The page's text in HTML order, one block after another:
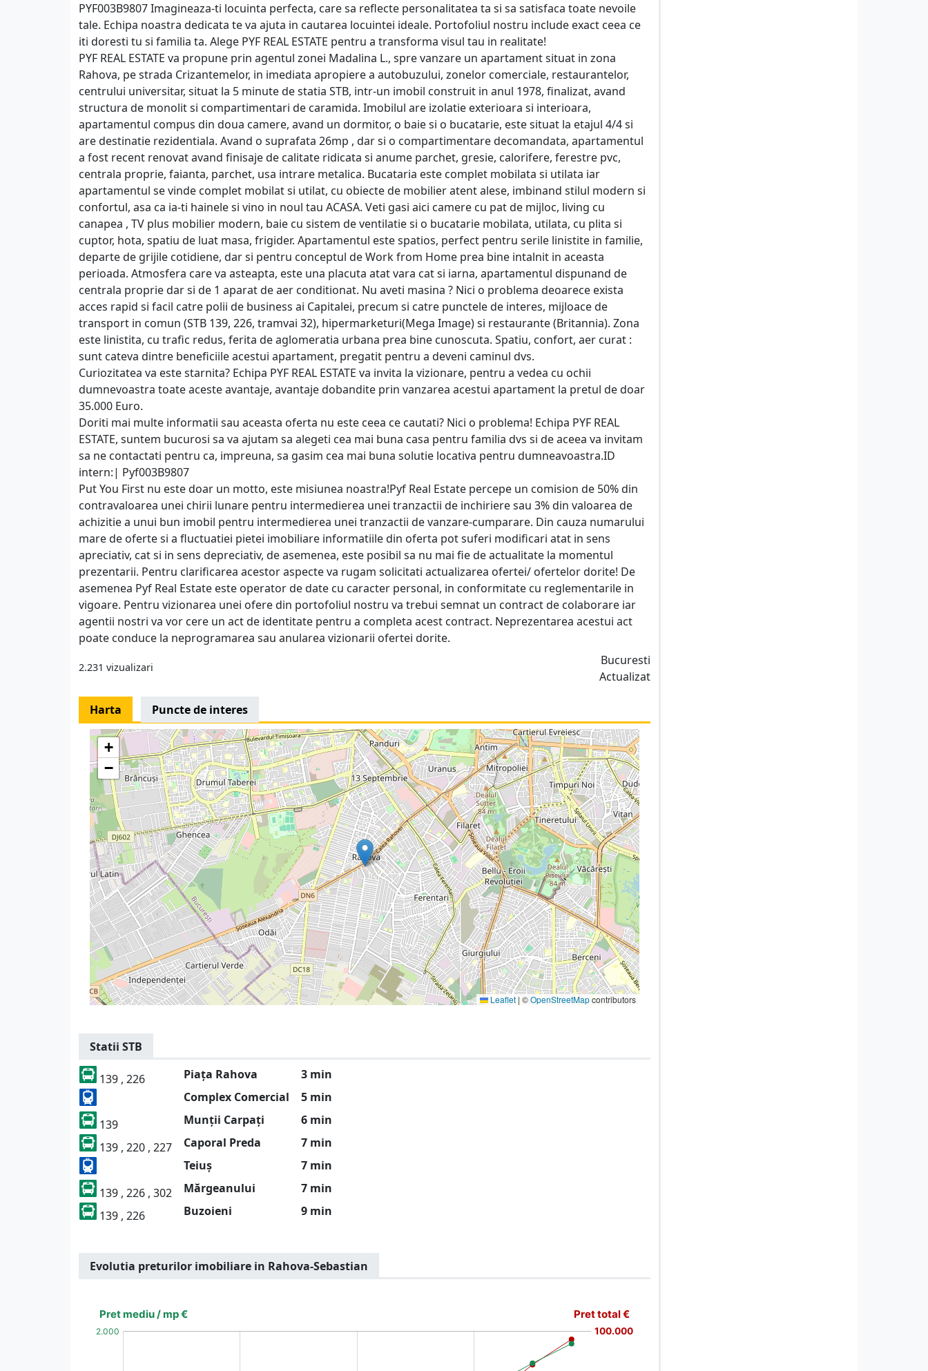
PYF003B9807 Imagineaza-ti locuinta perfecta, care sa reflecte personalitatea ta si sa satisfaca toate nevoile
tale. Echipa noastra dedicata te va ajuta in cautarea locuintei ideale. Portofoliul nostru include exact ceea ce
iti doresti tu si familia ta. Alege PYF REAL ESTATE pentru a transforma visul tau in realitate!
PYF REAL ESTATE va propune prin agentul zonei Madalina L., spre vanzare un apartament situat in zona
Rahova, pe strada Crizantemelor, in imediata apropiere a autobuzului, zonelor comerciale, restaurantelor,
centrului universitar, situat la 5 minute de statia STB, intr-un imobil construit in anul 1978, finalizat, avand
structura de monolit si compartimentari de caramida. Imobilul are izolatie exterioara si interioara,
apartamentul compus din doua camere, avand un dormitor, o baie si o bucatarie, este situat la etajul 4/4 si
are destinatie rezidentiala. Avand o suprafata 26mp , dar si o compartimentare decomandata, apartamentul
a fost recent renovat avand finisaje de calitate ridicata si anume parchet, gresie, calorifere, ferestre pvc,
centrala proprie, faianta, parchet, usa intrare metalica. Bucataria este complet mobilata si utilata iar
apartamentul se vinde complet mobilat si utilat, cu obiecte de mobilier atent alese, imbinand stilul modern si
confortul, asa ca ia-ti hainele si vino in noul tau ACASA. Veti gasi aici camere cu pat de mijloc, living cu
canapea , TV plus mobilier modern, baie cu sistem de ventilatie si o bucatarie mobilata, utilata, cu plita si
cuptor, hota, spatiu de luat masa, frigider. Apartamentul este spatios, perfect pentru serile linistite in familie,
departe de grijile cotidiene, dar si pentru conceptul de Work from Home prea bine intalnit in aceasta
perioada. Atmosfera care va asteapta, este una placuta atat vara cat si iarna, apartamentul dispunand de
centrala proprie dar si de 1 aparat de aer conditionat. Nu aveti masina ? Nici o problema deoarece exista
acces rapid si facil catre polii de business ai Capitalei, precum si catre punctele de interes, mijloace de
transport in comun (STB 139, 226, tramvai 32), hipermarketuri(Mega Image) si restaurante (Britannia). Zona
este linistita, cu trafic redus, ferita de aglomeratia urbana prea bine cunoscuta. Spatiu, confort, aer curat :
sunt cateva dintre beneficiile acestui apartament, pregatit pentru a deveni caminul dvs.
Curiozitatea va este starnita? Echipa PYF REAL ESTATE va invita la vizionare, pentru a vedea cu ochii
dumnevoastra toate aceste avantaje, avantaje dobandite prin vanzarea acestui apartament la pretul de doar
35.000 Euro.
Doriti mai multe informatii sau aceasta oferta nu este ceea ce cautati? Nici o problema! Echipa PYF REAL
ESTATE, suntem bucurosi sa va ajutam sa alegeti cea mai buna casa pentru familia dvs si de aceea va invitam
sa ne contactati pentru ca, impreuna, sa gasim cea mai buna solutie locativa pentru dumneavoastra.ID
intern:| Pyf003B9807
Put You First nu este doar un motto, este misiunea noastra!Pyf Real Estate percepe un comision de 50% din
contravaloarea unei chirii lunare pentru intermedierea unei tranzactii de inchiriere sau 3% din valoarea de
achizitie a unui bun imobil pentru intermedierea unei tranzactii de vanzare-cumparare. Din cauza numarului
mare de oferte si a fluctuatiei pietei imobiliare informatiile din oferta pot suferi modificari atat in sens
apreciativ, cat si in sens depreciativ, de asemenea, este posibil sa nu mai fie de actualitate la momentul
prezentarii. Pentru clarificarea acestor aspecte va rugam solicitati actualizarea ofertei/ ofertelor dorite! De
asemenea Pyf Real Estate este operator de date cu caracter personal, in conformitate cu reglementarile in
vigoare. Pentru vizionarea unei ofere din portofoliul nostru va trebui semnat un contract de colaborare iar
agentii nostri va vor cere un act de identitate pentru a completa acest contract. Neprezentarea acestui act
poate conduce la neprogramarea sau anularea vizionarii ofertei dorite.
2.231 vizualizari
Bucuresti
Actualizat
Harta Puncte de interes
+
−
Leaflet | ©OpenStreetMapcontributors
Statii STB
139 , 226 Piața Rahova
3 min
Complex Comercial
5 min
139
Munții Carpați
6 min
139 , 220 , 227
Caporal Preda
7 min
Teiuș
7 min
139 , 226 , 302
Mărgeanului
7 min
139 , 226
Buzoieni 9 min
Evolutia preturilor imobiliare in Rahova-Sebastian